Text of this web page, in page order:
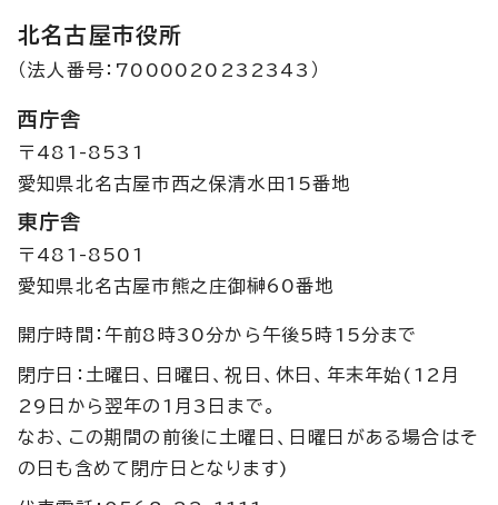
北名古屋市役所
（法人番号：7000020232343）
西庁舎
〒481-8531
愛知県北名古屋市西之保清水田15番地
東庁舎
〒481-8501
愛知県北名古屋市熊之庄御榊60番地
開庁時間：午前8時30分から午後5時15分まで
閉庁日：土曜日、日曜日、祝日、休日、年末年始(12月
29日から翌年の1月3日まで。
なお、この期間の前後に土曜日、日曜日がある場合はそ
の日も含めて閉庁日となります)